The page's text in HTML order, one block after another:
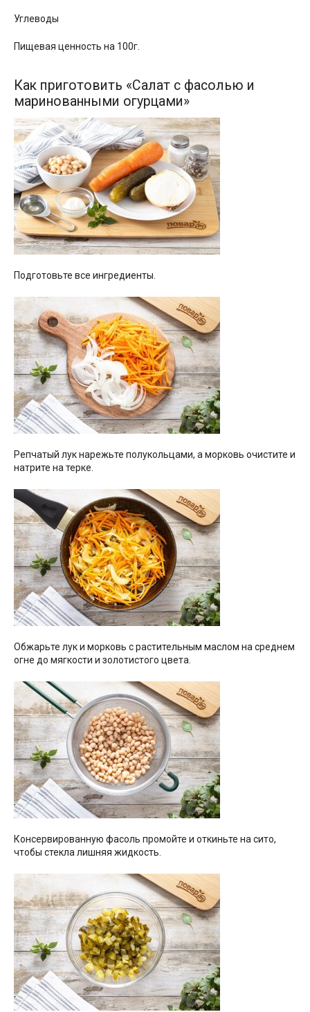
Углеводы
Пищевая ценность на 100г.
Как приготовить «Cалат с фасолью и
маринованными огурцами»
Подготовьте все ингредиенты.
Репчатый лук нарежьте полукольцами, а морковь очистите и
натрите на терке.
Обжарьте лук и морковь с растительным маслом на среднем
огне до мягкости и золотистого цвета.
Консервированную фасоль промойте и откиньте на сито,
чтобы стекла лишняя жидкость.